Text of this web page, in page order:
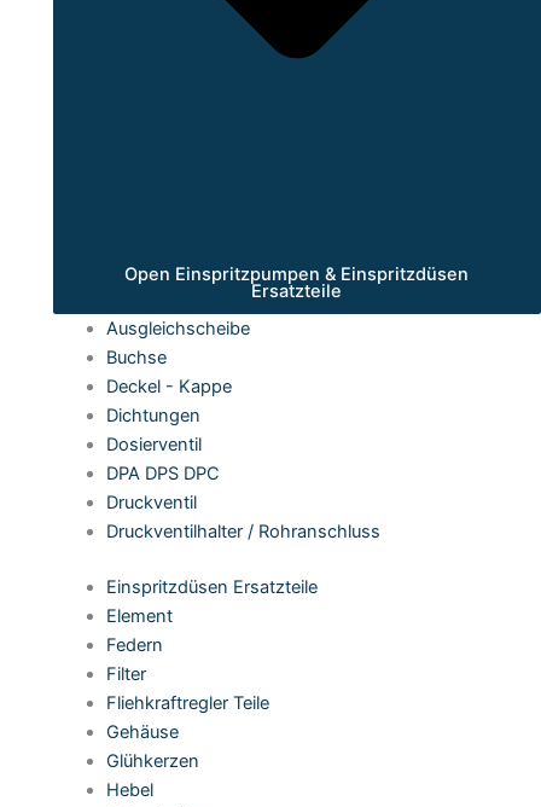
Open Einspritzpumpen & Einspritzdüsen
Ersatzteile
Ausgleichscheibe
Buchse
Deckel - Kappe
Dichtungen
Dosierventil
DPA DPS DPC
Druckventil
Druckventilhalter / Rohranschluss
Einspritzdüsen Ersatzteile
Element
Federn
Filter
Fliehkraftregler Teile
Gehäuse
Glühkerzen
Hebel